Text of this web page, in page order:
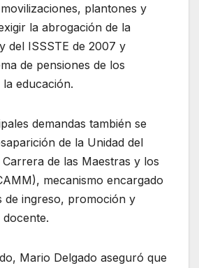
plantones y
la abrogación de la
del ISSSTE de 2007 y
de pensiones de los
educación.
demandas también se
de la Unidad del
de las Maestras y los
mecanismo encargado
de ingreso, promoción y
Mario Delgado aseguró que